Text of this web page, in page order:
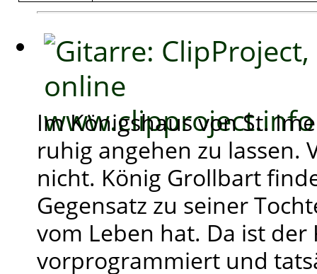
Im Königshaus von St.
ruhig angehen zu lassen.
nicht. König Grollbart
Gegensatz zu seiner
vom Leben hat. Da ist
vorprogrammiert und